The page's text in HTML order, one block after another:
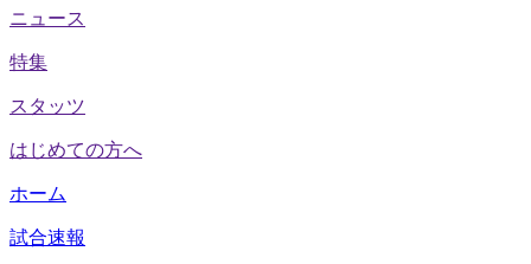
ニュース
特集
スタッツ
はじめての方へ
ホーム
試合速報